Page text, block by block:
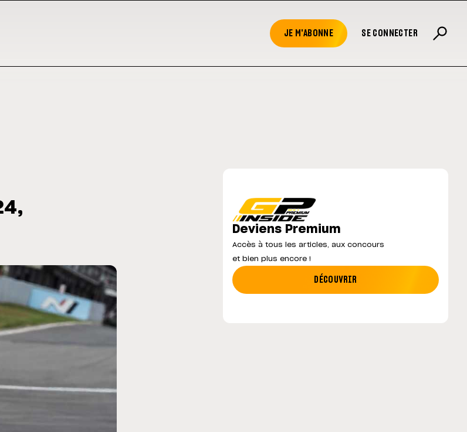
JE M'ABONNE SE CONNECTER
de
MOTO GP
Zarco évite l'opération et vise un retour en
septembre
MotoGP : les cinq constructeurs signent un
Deviens Premium
Accès à tous les articles, aux concours
et bien plus encore !
DÉCOUVRIR